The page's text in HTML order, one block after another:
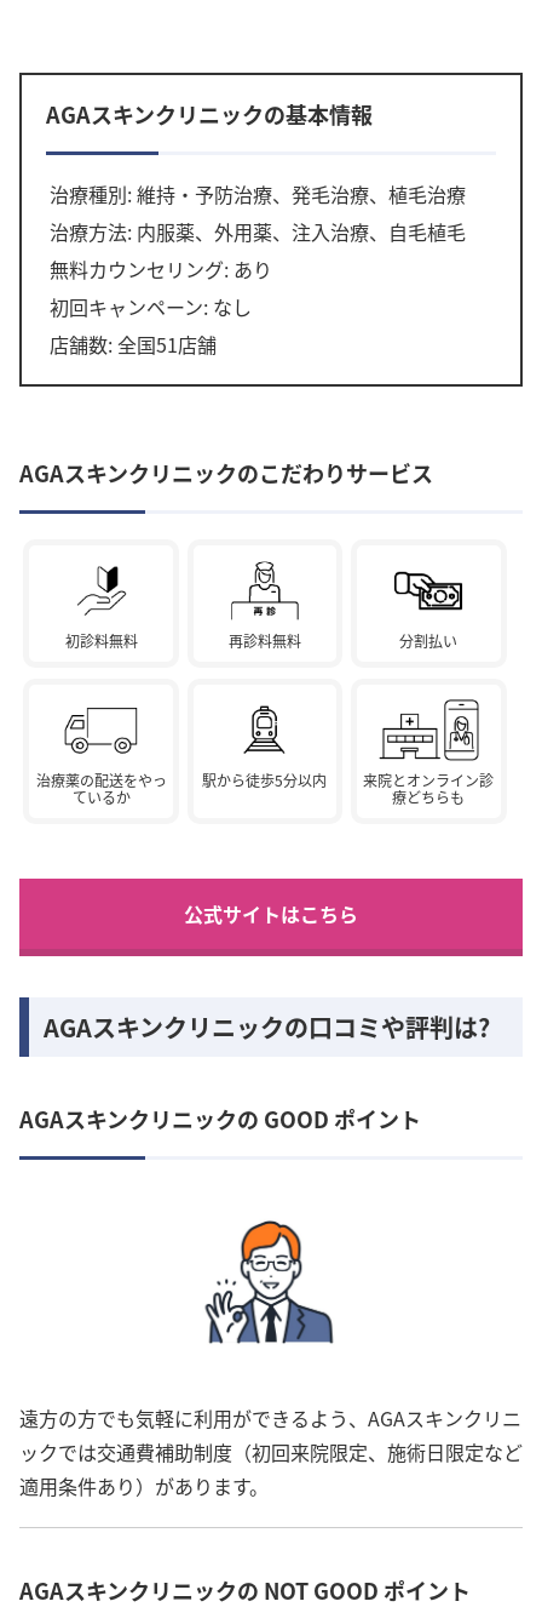
AGAスキンクリニックの基本情報
治療種別: 維持・予防治療、発毛治療、植毛治療
治療方法: 内服薬、外用薬、注入治療、自毛植毛
無料カウンセリング: あり
初回キャンペーン: なし
店舗数: 全国51店舗
AGAスキンクリニックのこだわりサービス
初診料無料 再診料無料 分割払い
治療薬の配送をやっ
ているか
駅から徒歩5分以内
来院とオンライン診
療どちらも
公式サイトはこちら
AGAスキンクリニックの口コミや評判は?
AGAスキンクリニックの GOOD ポイント
遠方の方でも気軽に利用ができるよう、AGAスキンクリニ
ックでは交通費補助制度（初回来院限定、施術日限定など
適用条件あり）があります。
AGAスキンクリニックの NOT GOOD ポイント